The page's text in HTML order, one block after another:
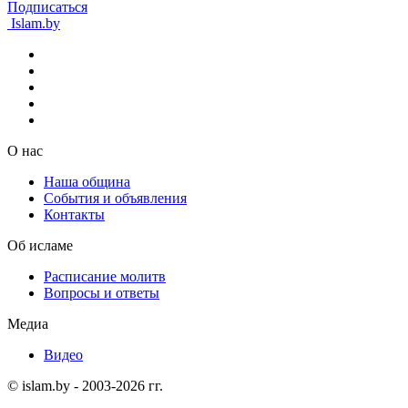
Подписаться
Islam.by
О нас
Наша община
События и объявления
Контакты
Об исламе
Расписание молитв
Вопросы и ответы
Медиа
Видео
© islam.by - 2003-2026 гг.